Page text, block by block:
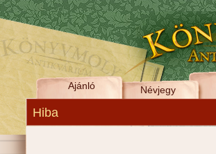
Ajánló Névjegy
Hiba